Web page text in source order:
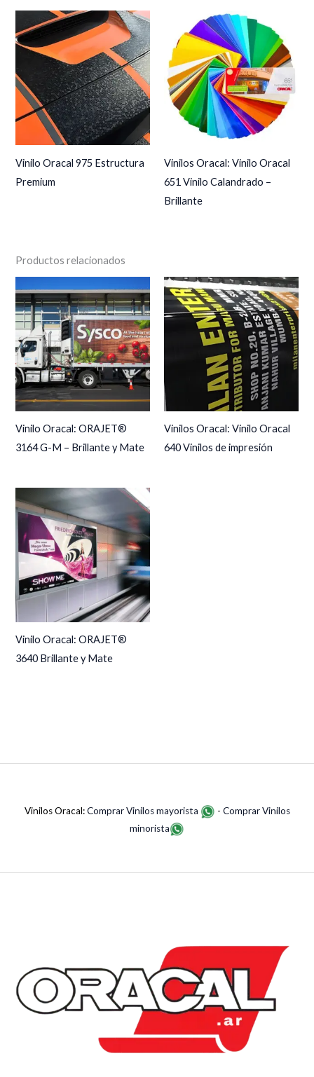
Vinilo Oracal 975 Estructura
Premium
Vinilos Oracal: Vinilo Oracal
651 Vinilo Calandrado –
Brillante
Productos relacionados
Vinilo Oracal: ORAJET®
3164 G-M – Brillante y Mate
Vinilos Oracal: Vinilo Oracal
640 Vinilos de impresión
Vinilo Oracal: ORAJET®
3640 Brillante y Mate
Vinilos Oracal:Comprar Vinilos mayorista - Comprar Vinilos
minorista